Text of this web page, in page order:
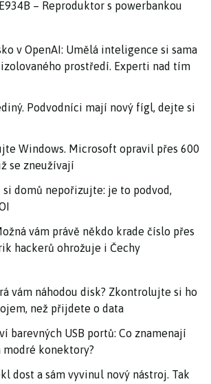
– Reproduktor s powerbankou
v OpenAI: Umělá inteligence si sama
prostředí. Experti nad tím
Podvodníci mají nový fígl, dejte si
Windows. Microsoft opravil přes 600
se zneužívají
domů nepořizujte: je to podvod,
vám právě někdo krade číslo přes
hackerů ohrožuje i Čechy
vám náhodou disk? Zkontrolujte si ho
než přijdete o data
barevných USB portů: Co znamenají
modré konektory?
dost a sám vyvinul nový nástroj. Tak